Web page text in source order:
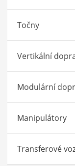
Točny
Vertikální
Modulární
Manipulátory
Transferové